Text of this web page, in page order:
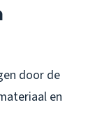
door de
en